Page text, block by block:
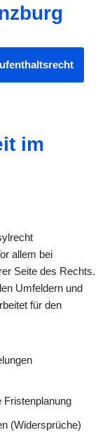
im
allem bei
Seite des Rechts.
Umfeldern und
für den
Fristenplanung
(Widersprüche)